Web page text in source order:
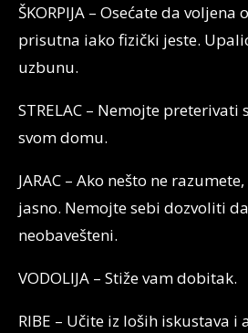
ŠKORPIJA – Osećate da
prisutna iako fizički jeste.
uzbunu.
STRELAC – Nemojte preterivati
svom domu.
JARAC – Ako nešto ne
jasno. Nemojte sebi dozvoliti
neobavešteni.
VODOLIJA – Stiže vam dobitak.
RIBE – Učite iz loših iskustava i